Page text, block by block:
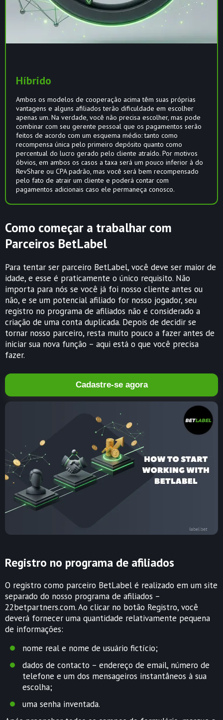
Híbrido
Ambos os modelos de cooperação acima têm suas próprias
vantagens e alguns afiliados terão dificuldade em escolher
apenas um. Na verdade, você não precisa escolher, mas pode
combinar com seu gerente pessoal que os pagamentos serão
feitos de acordo com um esquema médio: tanto como
recompensa única pelo primeiro depósito quanto como
percentual do lucro gerado pelo cliente atraído. Por motivos
óbvios, em ambos os casos a taxa será um pouco inferior à do
RevShare ou CPA padrão, mas você será bem recompensado
pelo fato de atrair um cliente e poderá contar com
pagamentos adicionais caso ele permaneça conosco.
Como começar a trabalhar com
Parceiros BetLabel
Para tentar ser parceiro BetLabel, você deve ser maior de
idade, e esse é praticamente o único requisito. Não
importa para nós se você já foi nosso cliente antes ou
não, e se um potencial afiliado for nosso jogador, seu
registro no programa de afiliados não é considerado a
criação de uma conta duplicada. Depois de decidir se
tornar nosso parceiro, resta muito pouco a fazer antes de
iniciar sua nova função – aqui está o que você precisa
fazer.
Cadastre-se agora
Registro no programa de afiliados
O registro como parceiro BetLabel é realizado em um site
separado do nosso programa de afiliados –
22betpartners.com. Ao clicar no botão Registro, você
deverá fornecer uma quantidade relativamente pequena
de informações:
nome real e nome de usuário fictício;
dados de contacto – endereço de email, número de
telefone e um dos mensageiros instantâneos à sua
escolha;
uma senha inventada.